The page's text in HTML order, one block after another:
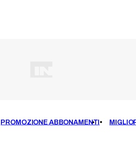
PROMOZIONE ABBONAMENTI